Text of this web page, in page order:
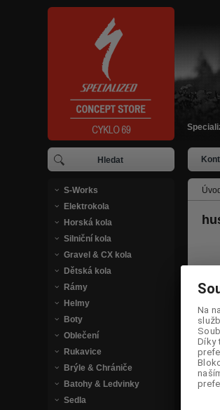
S-Works
Elektrokola
Horská kola
Silniční kola
Gravel & CX kola
Dětská kola
Rámy
Helmy
Boty
Oblečení
Rukavice
Brýle & Chrániče
Batohy & Ledvinky
Sedla
Na
Díky
Na
Díky